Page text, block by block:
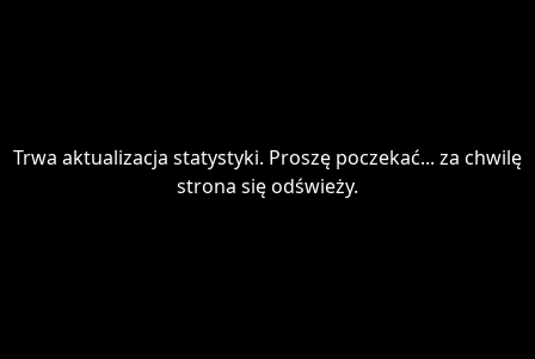
Trwa aktualizacja statystyki. Proszę poczekać... za chwilę
strona się odświeży.